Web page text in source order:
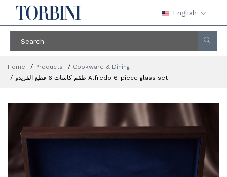
English
Home Products
Cookware & Dining
طقم كاسات 6 قطع الفريدو Alfredo 6-piece glass set